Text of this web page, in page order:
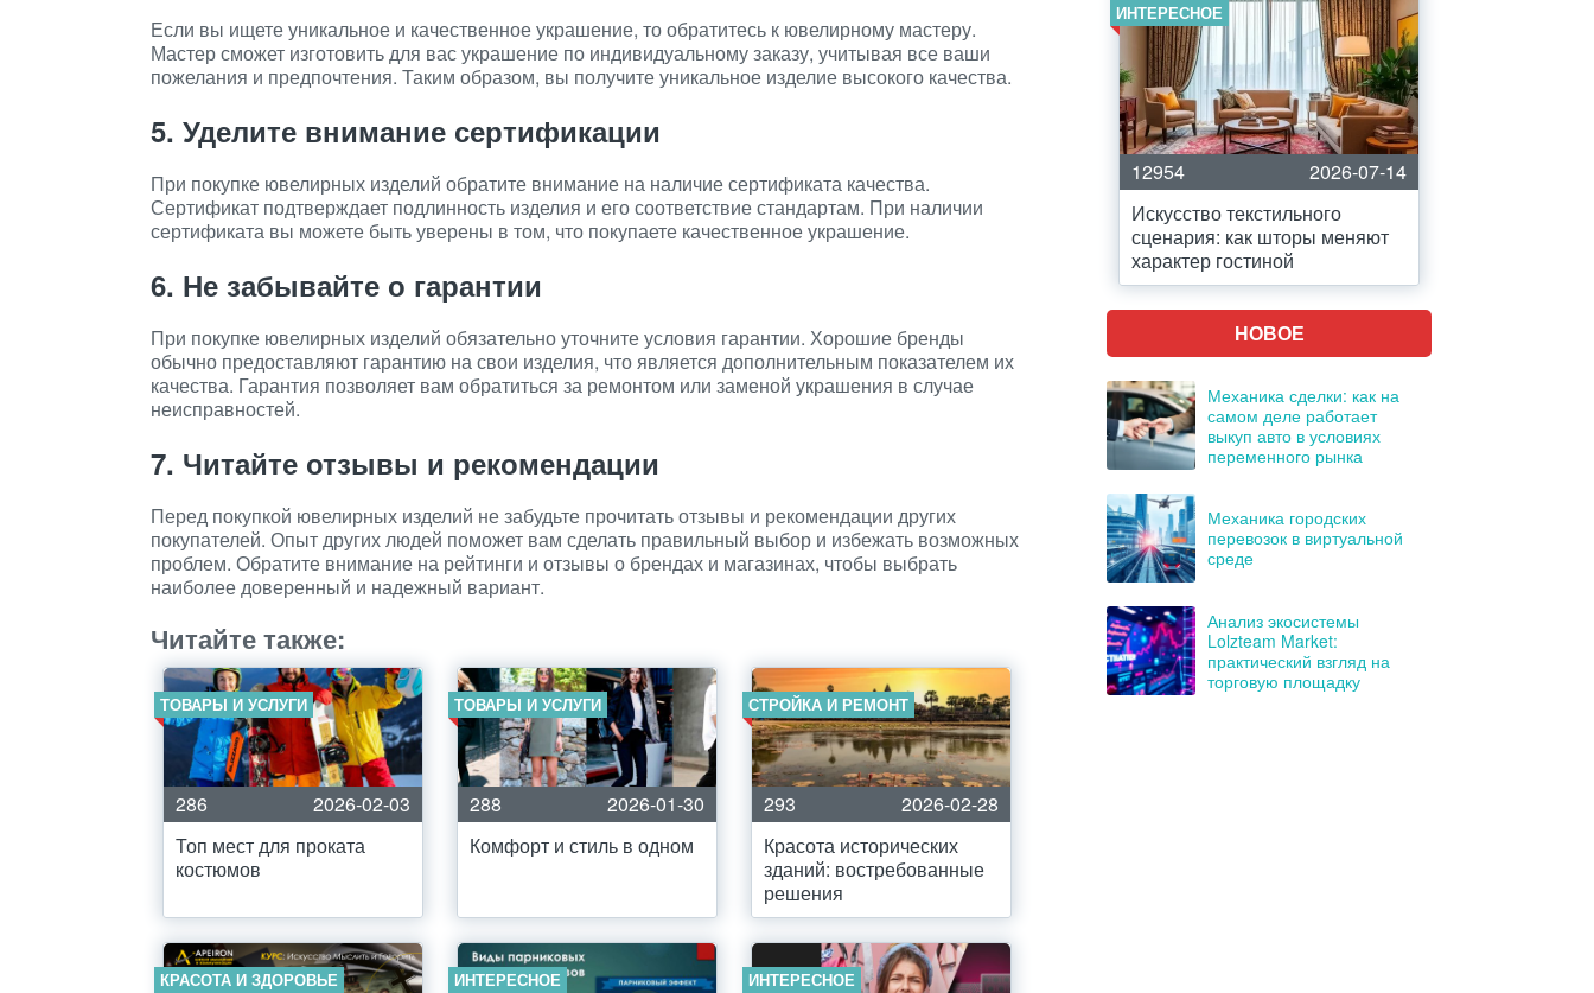
Если вы ищете уникальное и качественное украшение, то обратитесь к ювелирному мастеру.
Мастер сможет изготовить для вас украшение по индивидуальному заказу, учитывая все ваши
пожелания и предпочтения. Таким образом, вы получите уникальное изделие высокого качества.
5. Уделите внимание сертификации
При покупке ювелирных изделий обратите внимание на наличие сертификата качества.
Сертификат подтверждает подлинность изделия и его соответствие стандартам. При наличии
сертификата вы можете быть уверены в том, что покупаете качественное украшение.
6. Не забывайте о гарантии
При покупке ювелирных изделий обязательно уточните условия гарантии. Хорошие бренды
обычно предоставляют гарантию на свои изделия, что является дополнительным показателем их
качества. Гарантия позволяет вам обратиться за ремонтом или заменой украшения в случае
неисправностей.
7. Читайте отзывы и рекомендации
Перед покупкой ювелирных изделий не забудьте прочитать отзывы и рекомендации других
покупателей. Опыт других людей поможет вам сделать правильный выбор и избежать возможных
проблем. Обратите внимание на рейтинги и отзывы о брендах и магазинах, чтобы выбрать
наиболее доверенный и надежный вариант.
Читайте также:
ТОВАРЫ И УСЛУГИ
286
2026-02-03
Топ мест для проката
костюмов
ТОВАРЫ И УСЛУГИ
288
2026-01-30
Комфорт и стиль в одном
СТРОЙКА И РЕМОНТ
293
2026-02-28
Красота исторических
зданий: востребованные
решения
КРАСОТА И ЗДОРОВЬЕ ИНТЕРЕСНОЕ ИНТЕРЕСНОЕ
ИНТЕРЕСНОЕ
12954
2026-07-14
Искусство текстильного
сценария: как шторы меняют
характер гостиной
НОВОЕ
Механика сделки: как на
самом деле работает
выкуп авто в условиях
переменного рынка
Механика городских
перевозок в виртуальной
среде
Анализ экосистемы
Lolzteam Market:
практический взгляд на
торговую площадку